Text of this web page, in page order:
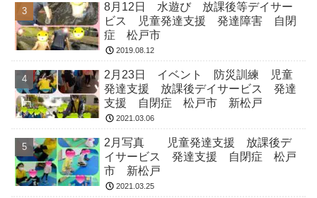
8月12日 水遊び 放課後等デイサー
ビス 児童発達支援 発達障害 自閉
症 松戸市
2019.08.12
2月23日 イベント 防災訓練 児童
発達支援 放課後デイサービス 発達
支援 自閉症 松戸市 新松戸
2021.03.06
2月写真 児童発達支援 放課後デ
イサービス 発達支援 自閉症 松戸
市 新松戸
2021.03.25